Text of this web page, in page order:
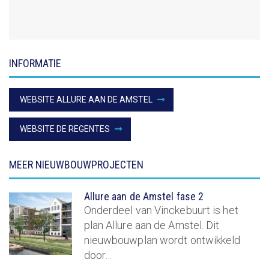
INFORMATIE
WEBSITE ALLURE AAN DE AMSTEL
WEBSITE DE REGENTES
MEER NIEUWBOUWPROJECTEN
Allure aan de Amstel fase 2
Onderdeel van Vinckebuurt is het
plan Allure aan de Amstel. Dit
nieuwbouwplan wordt ontwikkeld
door…